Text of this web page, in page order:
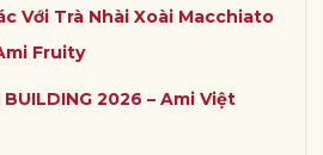
Với Trà Nhài Xoài Macchiato
Fruity
BUILDING 2026 – Ami Việt